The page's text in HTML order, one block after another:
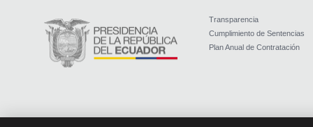
Transparencia
Cumplimiento de Sentencias
Plan Anual de Contratación